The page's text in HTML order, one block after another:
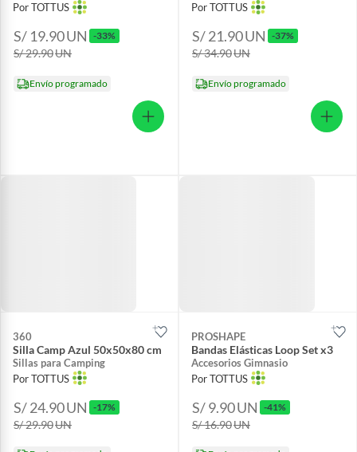
Por TOTTUS
S/ 19.90UN -33%
S/ 29.90UN
Envío programado
Por TOTTUS
S/ 21.90UN -37%
S/ 34.90UN
Envío programado
360
Silla Camp Azul 50x50x80 cm
Sillas para Camping
Por TOTTUS
S/ 24.90UN -17%
S/ 29.90UN
PROSHAPE
Bandas Elásticas Loop Set x3
Accesorios Gimnasio
Por TOTTUS
S/ 9.90UN -41%
S/ 16.90UN